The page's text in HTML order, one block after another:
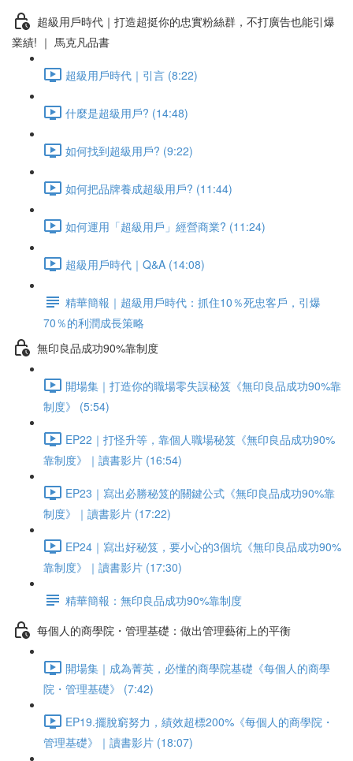
超級用戶時代｜打造超挺你的忠實粉絲群，不打廣告也能引爆
業績! ｜ 馬克凡品書
超級用戶時代｜引言 (8:22)
什麼是超級用戶? (14:48)
如何找到超級用戶? (9:22)
如何把品牌養成超級用戶? (11:44)
如何運用「超級用戶」經營商業? (11:24)
超級用戶時代｜Q&A (14:08)
精華簡報｜超級用戶時代：抓住10％死忠客戶，引爆
70％的利潤成長策略
無印良品成功90%靠制度
開場集｜打造你的職場零失誤秘笈《無印良品成功90%靠
制度》 (5:54)
EP22｜打怪升等，靠個人職場秘笈《無印良品成功90%
靠制度》｜讀書影片 (16:54)
EP23｜寫出必勝秘笈的關鍵公式《無印良品成功90%靠
制度》｜讀書影片 (17:22)
EP24｜寫出好秘笈，要小心的3個坑《無印良品成功90%
靠制度》｜讀書影片 (17:30)
精華簡報：無印良品成功90%靠制度
每個人的商學院・管理基礎：做出管理藝術上的平衡
開場集｜成為菁英，必懂的商學院基礎《每個人的商學
院・管理基礎》 (7:42)
EP19.擺脫窮努力，績效超標200%《每個人的商學院・
管理基礎》｜讀書影片 (18:07)